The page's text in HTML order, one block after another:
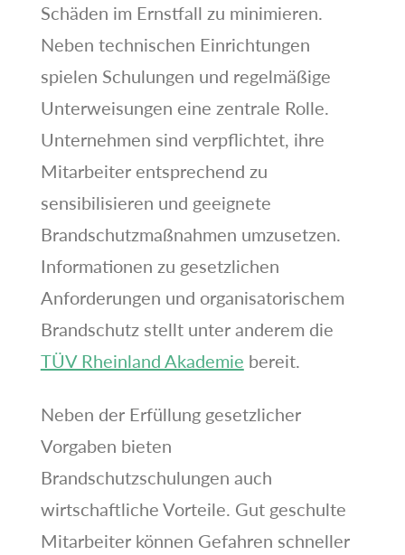
Schäden im Ernstfall zu minimieren.
Neben technischen Einrichtungen
spielen Schulungen und regelmäßige
Unterweisungen eine zentrale Rolle.
Unternehmen sind verpflichtet, ihre
Mitarbeiter entsprechend zu
sensibilisieren und geeignete
Brandschutzmaßnahmen umzusetzen.
Informationen zu gesetzlichen
Anforderungen und organisatorischem
Brandschutz stellt unter anderem die
TÜV Rheinland Akademie bereit.
Neben der Erfüllung gesetzlicher
Vorgaben bieten
Brandschutzschulungen auch
wirtschaftliche Vorteile. Gut geschulte
Mitarbeiter können Gefahren schneller